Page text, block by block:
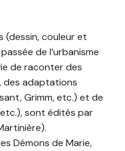
(dessin, couleur et
de l’urbanisme
de raconter des
des adaptations
Grimm, etc.) et de
sont édités par
Démons de Marie,